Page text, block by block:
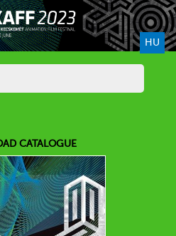
HU
CATALOGUE